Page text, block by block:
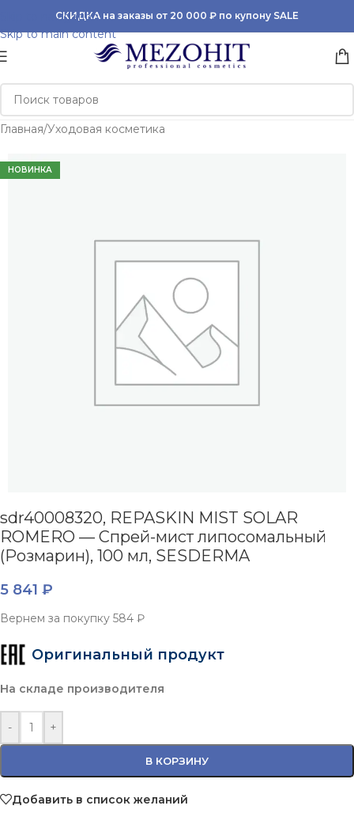
Skip to navigation
Skip to main content
СКИДКА на заказы от 20 000 ₽ по купону SALE
Главная/Уходовая косметика
НОВИНКА
sdr40008320, REPASKIN MIST SOLAR
ROMERO — Спрей-мист липосомальный
(Розмарин), 100 мл, SESDERMA
5 841 ₽
Вернем за покупку 584 ₽
Оригинальный продукт
На складе производителя
- +
В КОРЗИНУ
Добавить в список желаний